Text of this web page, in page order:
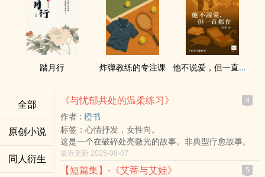
踏月行 炸弹教练的专注课 他不说爱，但一直都在
全部
原创小说
同人衍生
《与忧郁共处的温柔练习》 4
作者 : 橙书
标签：心情抒发，女性向。
这是一个在破碎处亮微光的故事。非典型疗愈故事。
最近更新 2025-08-07
【短篇集】-《艾蒂与艾娃》 5